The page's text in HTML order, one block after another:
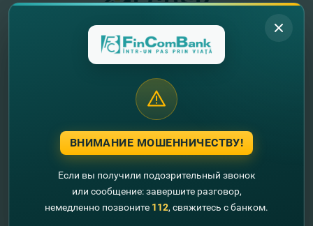
"FinComBank" S.A. является членом
Схемы гарантирования депозитов
Республики Молдова
FinComPay Mobile
ВНИМАНИЕ МОШЕННИЧЕСТВУ!
Если вы получили подозрительный звонок
или сообщение: завершите разговор,
немедленно позвоните 112, свяжитесь с банком.